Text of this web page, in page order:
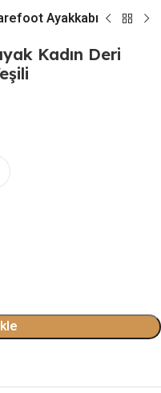
Ayakkabı
Kadın Deri